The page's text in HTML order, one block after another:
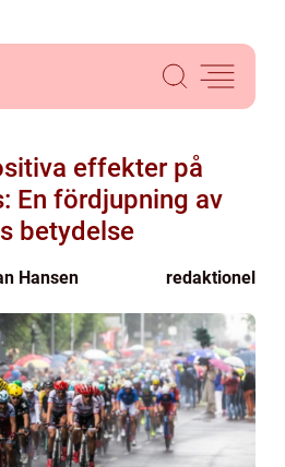
effekter på
En fördjupning av
betydelse
Hansen redaktionel